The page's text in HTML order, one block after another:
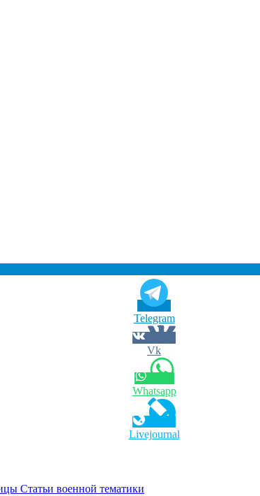
Telegram
Vk
Whatsapp
Livejournal
военной тематики